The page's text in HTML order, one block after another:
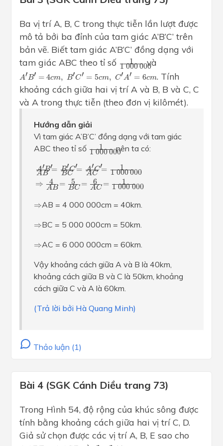
Ba vị trí A, B, C trong thực tiễn lần lượt được
mô tả bởi ba đỉnh của tam giác A’B’C’ trên
bản vẽ. Biết tam giác A’B’C’ đồng dạng với
tam giác ABC theo tỉ số
1
1 000 000
000 000
và
A′B′ = 4cm, B′C′ = 5cm, C′A′ = 6cm
A′ B′= m C′= 5c C 6cm
. Tính
khoảng cách giữa hai vị trí A và B, B và C, C
và A trong thực tiễn (theo đơn vị kilômét).
Hướng dẫn giải
Vì tam giác A’B’C’ đồng dạng với tam giác
ABC theo tỉ số
1
1 000 000
000000
nên ta có:
A′B′
AB = B′C′
BC = A′C′
AC = 1
1 000 000
⇒
4
AB = 5
BC = 6
AC = 1
1 000 000
′B′A =B ′C C= A C
⇒
⇒ AB = 4 000 000cm = 40km.
⇒
⇒ BC = 5 000 000cm = 50km.
⇒
⇒ AC = 6 000 000cm = 60km.
Vậy khoảng cách giữa A và B là 40km,
khoảng cách giữa B và C là 50km, khoảng
cách giữa C và A là 60km.
(Trả lời bởi Hà Quang Minh)
Thảo luận (1)
Bài 4 (SGK Cánh Diều trang 73)
Trong Hình 54, độ rộng của khúc sông được
tính bằng khoảng cách giữa hai vị trí C, D.
Giả sử chọn được các vị trí A, B, E sao cho